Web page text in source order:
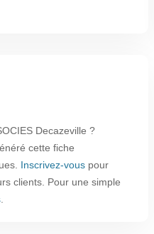
Decazeville ?
cette fiche
Inscrivez-vous pour
clients. Pour une simple